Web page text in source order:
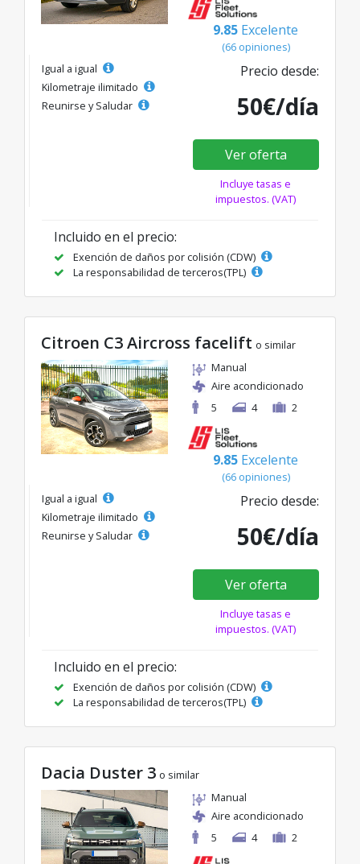
9.85 Excelente
(66 opiniones)
Igual a igual
Kilometraje ilimitado
Reunirse y Saludar
Precio desde:
50€/día
Ver oferta
Incluye tasas e
impuestos. (VAT)
Incluido en el precio:
Exención de daños por colisión (CDW)
La responsabilidad de terceros(TPL)
Citroen C3 Aircross facelift o similar
Manual
Aire acondicionado
5
4 2
9.85 Excelente
(66 opiniones)
Igual a igual
Kilometraje ilimitado
Reunirse y Saludar
Precio desde:
50€/día
Ver oferta
Incluye tasas e
impuestos. (VAT)
Incluido en el precio:
Exención de daños por colisión (CDW)
La responsabilidad de terceros(TPL)
Dacia Duster 3 o similar
Manual
Aire acondicionado
5
4 2